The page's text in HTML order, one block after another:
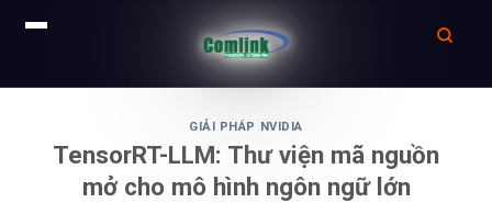
content
GIẢI PHÁP NVIDIA
TensorRT-LLM: Thư viện mã nguồn
mở cho mô hình ngôn ngữ lớn